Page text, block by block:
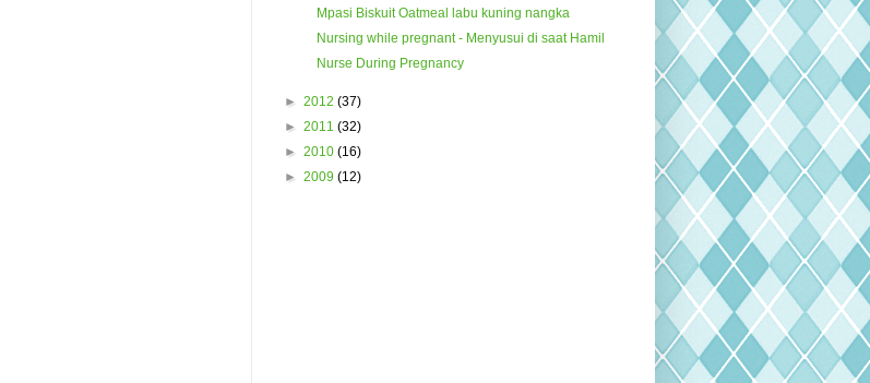
Mpasi Biskuit Oatmeal labu kuning nangka
Nursing while pregnant - Menyusui di saat Hamil
Nurse During Pregnancy
► 2012 (37)
► 2011 (32)
► 2010 (16)
► 2009 (12)